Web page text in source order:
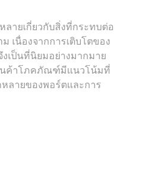
ายเกี่ยวกับสิ่งที่กระทบต่อ
เนื่องจากการเติบโตของ
เป็นที่นิยมอย่างมากมาย
สินค้าโภคภัณฑ์มีแนวโน้มที่
ลายของพอร์ตและการ